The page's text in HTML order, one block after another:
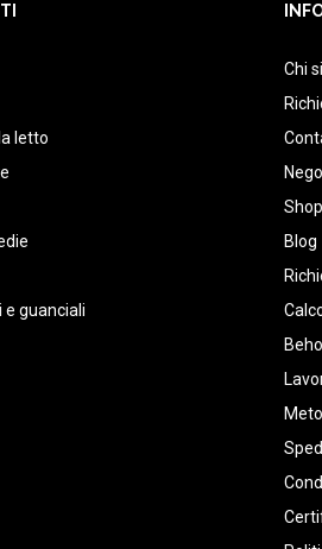
letto
e guanciali
Chi
Blog